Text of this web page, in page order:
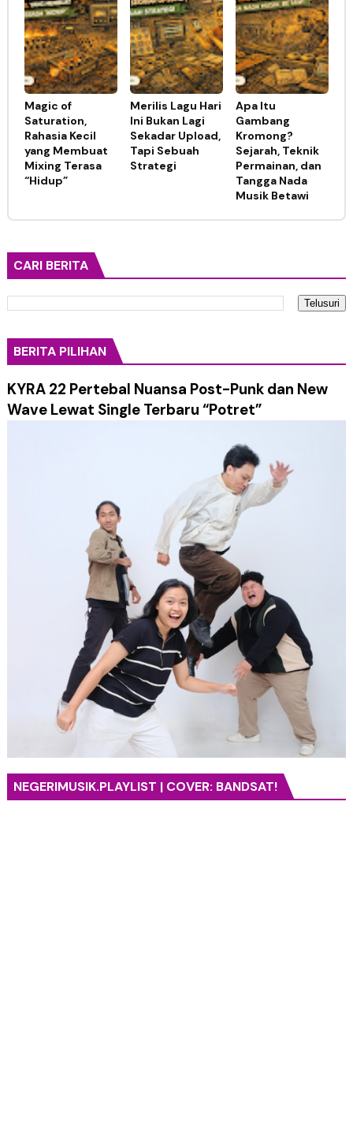
Magic of
Saturation,
Rahasia Kecil
yang Membuat
Mixing Terasa
“Hidup”
Merilis Lagu Hari
Ini Bukan Lagi
Sekadar Upload,
Tapi Sebuah
Strategi
Apa Itu
Gambang
Kromong?
Sejarah, Teknik
Permainan, dan
Tangga Nada
Musik Betawi
CARI BERITA
BERITA PILIHAN
KYRA 22 Pertebal Nuansa Post-Punk dan New
Wave Lewat Single Terbaru “Potret”
NEGERIMUSIK.PLAYLIST | COVER: BANDSAT!